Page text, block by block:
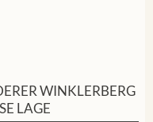
WINKLERBERG
LAGE